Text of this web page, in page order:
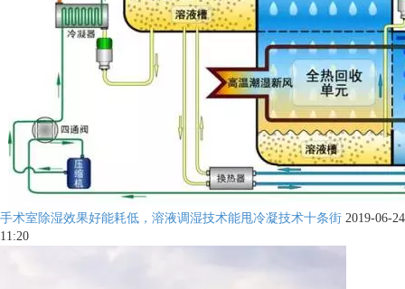
手术室除湿效果好能耗低，溶液调湿技术能甩冷凝技术十条街 2019-06-24
11:20